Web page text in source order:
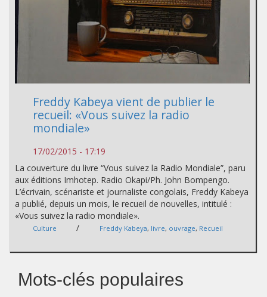
Freddy Kabeya vient de publier le
recueil: «Vous suivez la radio
mondiale»
17/02/2015 - 17:19
La couverture du livre “Vous suivez la Radio Mondiale”, paru
aux éditions Imhotep. Radio Okapi/Ph. John Bompengo.
L’écrivain, scénariste et journaliste congolais, Freddy Kabeya
a publié, depuis un mois, le recueil de nouvelles, intitulé :
«Vous suivez la radio mondiale».
Culture / Freddy Kabeya, livre, ouvrage, Recueil
Mots-clés populaires